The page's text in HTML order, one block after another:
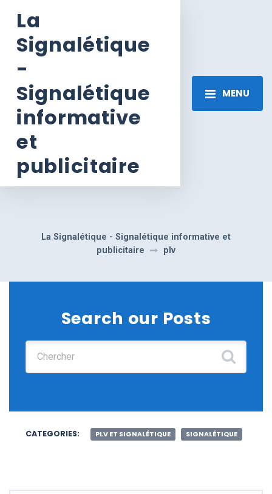
La
Signalétique
-
Signalétique
informative
et
publicitaire
MENU
La Signalétique - Signalétique informative et
publicitaire
plv
Search our Posts
CATEGORIES: PLV ET SIGNALÉTIQUE SIGNALÉTIQUE